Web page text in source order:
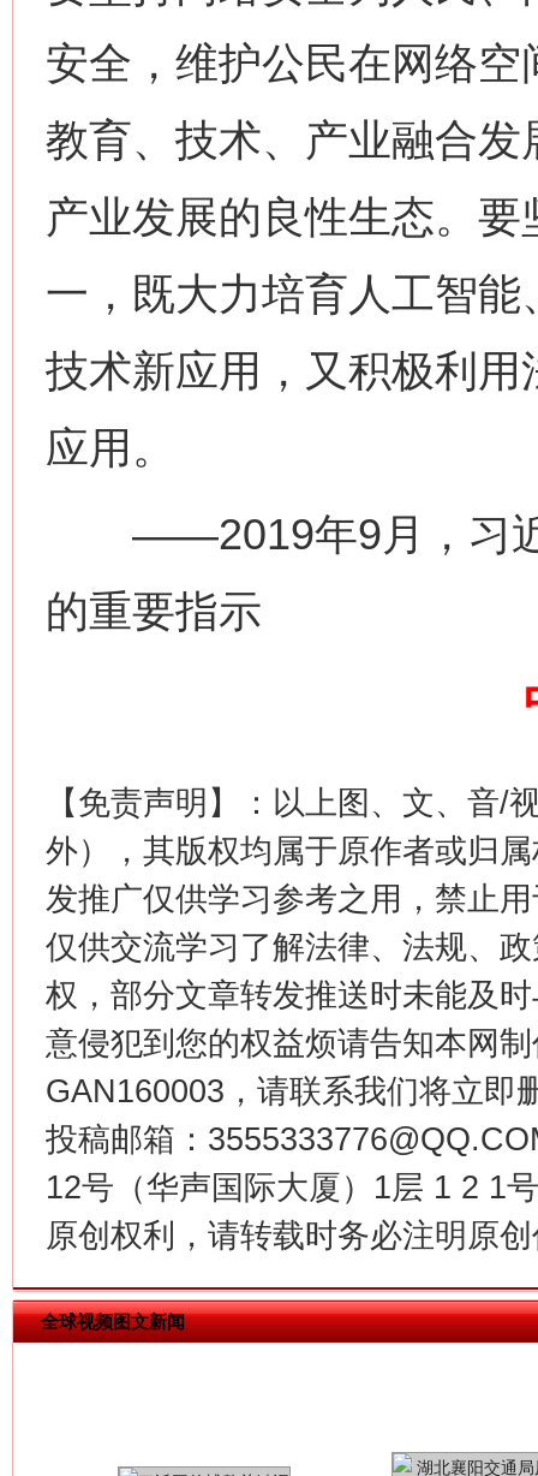
安全，维护公民在网络
教育、技术、产业融合
产业发展的良性生态。
一，既大力培育人工智
技术新应用，又积极利
应用。
——2019年9月，习近
的重要指示
【免责声明】：以上图、文、音/
外），其版权均属于原作者或归
发推广仅供学习参考之用，禁止
仅供交流学习了解法律、法规、
权，部分文章转发推送时未能及
意侵犯到您的权益烦请告知本网
GAN160003，请联系我们将立即
投稿邮箱：
12号（华声国际大厦）1层 1 2 1
原创权利，请转载时务必注明原
全球视频图文新闻
在谋一域中谋全局
今